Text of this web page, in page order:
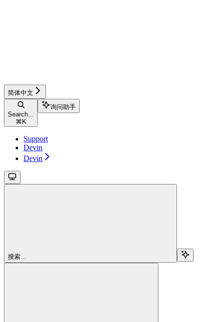
简体中文
Search...
⌘ K
询问助手
Support
Devin
Devin
搜索...